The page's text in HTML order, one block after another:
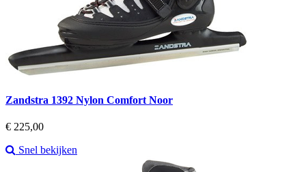
Zandstra 1392 Nylon Comfort Noor
Prijs
€ 225,00
Snel bekijken